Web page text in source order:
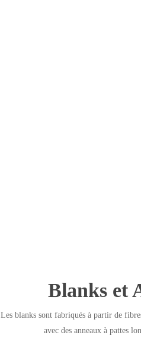
Blanks et
Les blanks sont fabriqués à partir de
avec des anneaux à pattes